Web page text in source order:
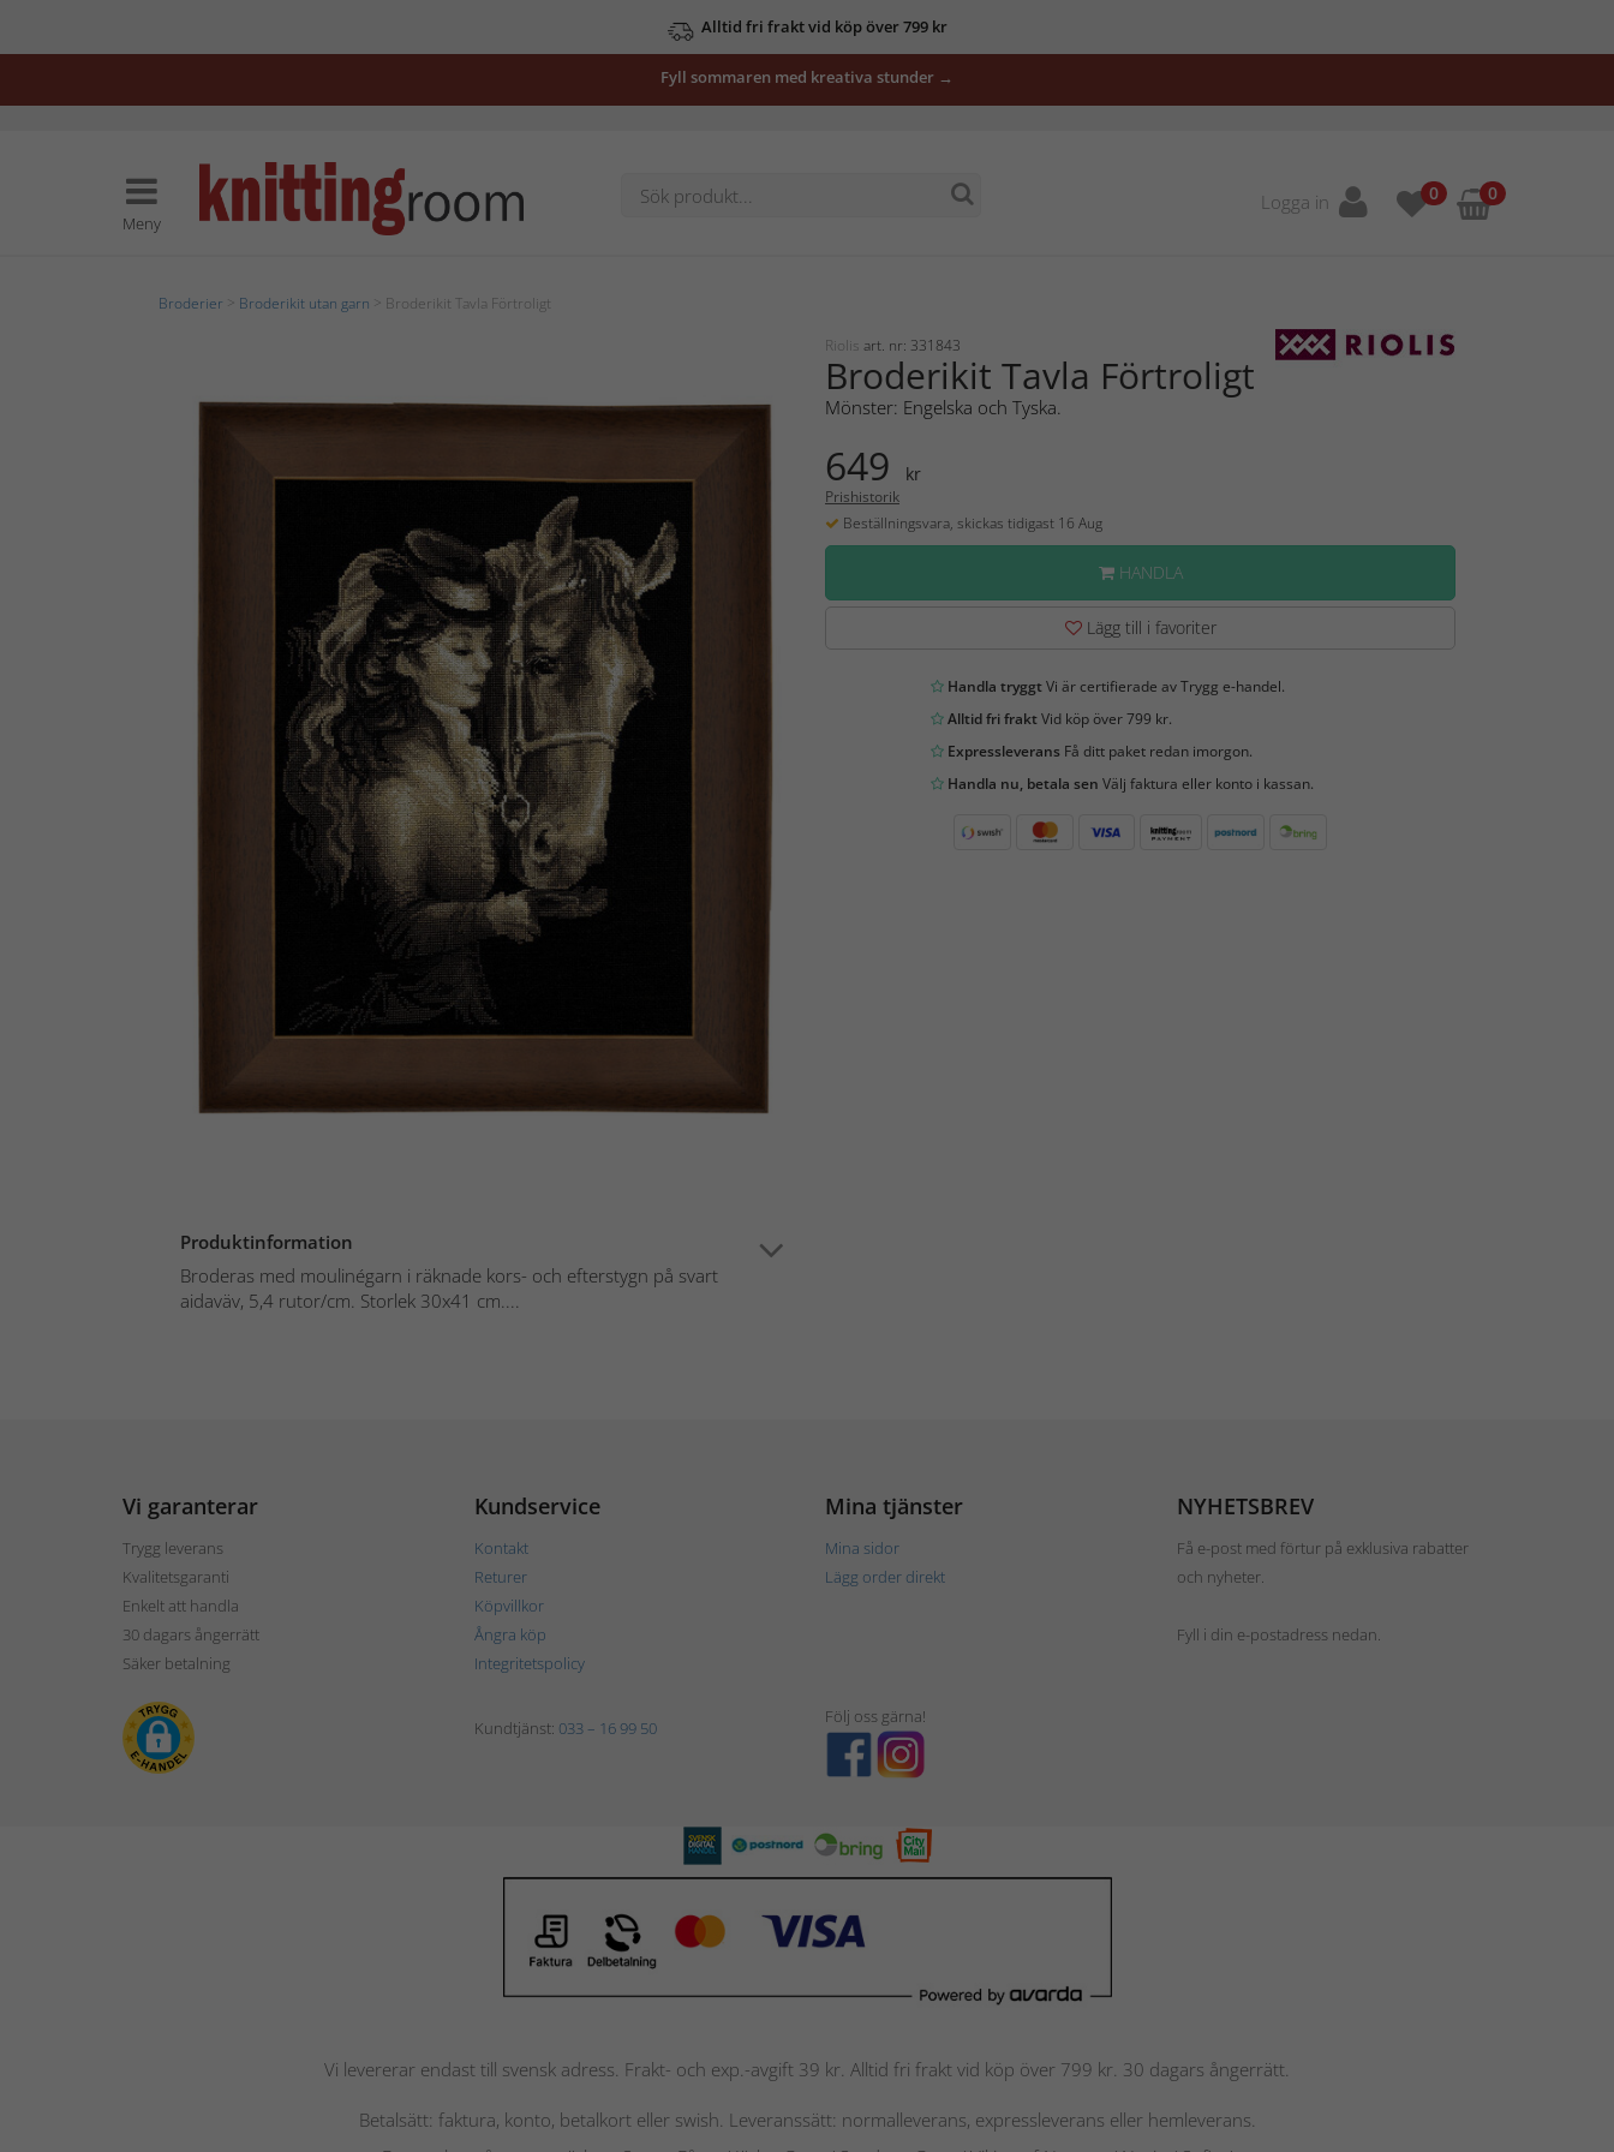
Alltid fri frakt vid köp över 799 kr
Fyll sommaren med kreativa stunder →
Meny
Logga in 0 0
Broderier Broderikit utan garn > Broderikit Tavla Förtroligt
Produktinformation
Broderas med moulinégarn i räknade kors- och efterstygn på svart
aidaväv, 5,4 rutor/cm. Storlek 30x41 cm....
Riolis art. nr: 331843
Broderikit Tavla Förtroligt
Mönster: Engelska och Tyska.
649 kr
Prishistorik
Beställningsvara, skickas tidigast 16 Aug
HANDLA
Lägg till i favoriter
Handla tryggtVi är certifierade av Trygg e-handel.
Alltid fri fraktVid köp över 799 kr.
ExpressleveransFå ditt paket redan imorgon.
Handla nu, betala sen Välj faktura eller konto i kassan.
Vi garanterar
Trygg leverans
Kvalitetsgaranti
Enkelt att handla
30 dagars ångerrätt
Säker betalning
Kundservice
Kontakt
Returer
Köpvillkor
Ångra köp
Integritetspolicy
Mina tjänster
Mina sidor
Lägg order direkt
NYHETSBREV
Få e-post med förtur på exklusiva rabatter
och nyheter.
Fyll i din e-postadress nedan.
Kundtjänst: 033 – 16 99 50
Följ oss gärna!
Vi levererar endast till svensk adress. Frakt- och exp.-avgift 39 kr. Alltid fri frakt vid köp över 799 kr. 30 dagars ångerrätt.
Betalsätt: faktura, konto, betalkort eller swish. Leveranssätt: normalleverans, expressleverans eller hemleverans.